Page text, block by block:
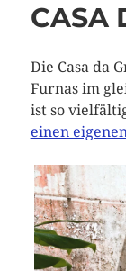
CASA
Die Casa da
Furnas im
ist so
einen